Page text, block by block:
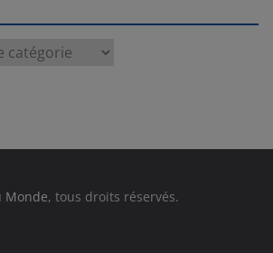
Monde, tous droits réservés.